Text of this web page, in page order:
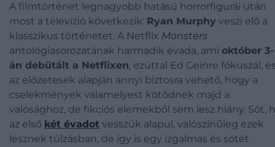
A filmtörténet legnagyobb hatású horrorfigurái után
most a televízió következik: Ryan Murphy veszi elő a
klasszikus történetet. A Netflix Monsters
antológiasorozatának harmadik évada, ami október 3-
án debütált a Netflixen, ezúttal Ed Geinre fókuszál,
az előzetesek alapján annyi biztosra vehető, hogy a
cselekmények valamelyest kötődnek majd a
valósághoz, de fikciós elemekből sem lesz hiány. Sőt,
az első két évadot vesszük alapul, valószínűleg ezek
lesznek túlzásban, de így is egy izgalmas és sötét